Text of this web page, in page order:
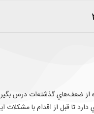
از ضعف‌هاي گذشته‌ات درس
تا قبل از اقدام با مشكلات